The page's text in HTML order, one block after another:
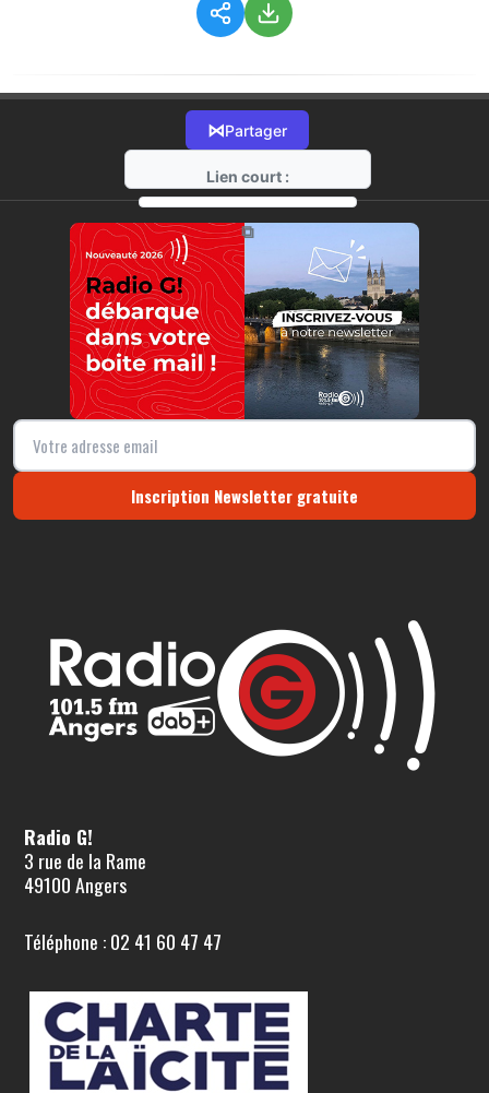
⋈Partager
Lien court :
https://radio-g.fr?10987
⧉
Inscription Newsletter gratuite
Radio G!
3 rue de la Rame
49100 Angers
Téléphone : 02 41 60 47 47